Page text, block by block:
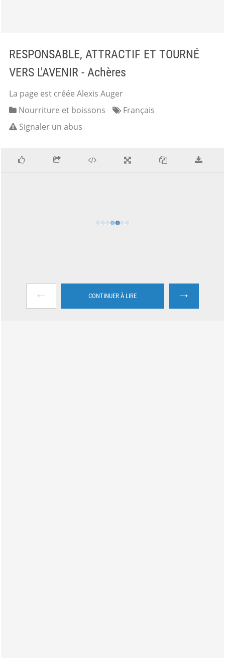
RESPONSABLE, ATTRACTIF ET TOURNÉ
VERS L'AVENIR - Achères
La page est créée Alexis Auger
Nourriture et boissons
Français
Signaler un abus
← CONTINUER À LIRE →